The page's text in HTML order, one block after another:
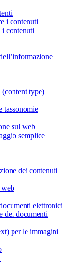
i contenuti
i contenuti
type)
tassonomie
sul web
semplice
dei contenuti
web
elettronici
dei documenti
per le immagini